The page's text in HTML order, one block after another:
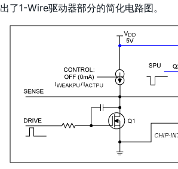
出了1-Wire驱动器部分的简化电路图。